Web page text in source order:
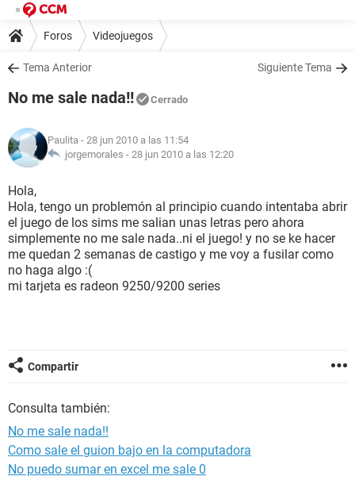
Foros Videojuegos
Tema Anterior Siguiente Tema
No me sale nada!! Cerrado
Paulita - 28 jun 2010 a las 11:54
jorgemorales - 28 jun 2010 a las 12:20
Hola,
Hola, tengo un problemón al principio cuando intentaba abrir
el juego de los sims me salian unas letras pero ahora
simplemente no me sale nada..ni el juego! y no se ke hacer
me quedan 2 semanas de castigo y me voy a fusilar como
no haga algo :(
mi tarjeta es radeon 9250/9200 series
Compartir
Consulta también:
No me sale nada!!
Como sale el guion bajo en la computadora
No puedo sumar en excel me sale 0